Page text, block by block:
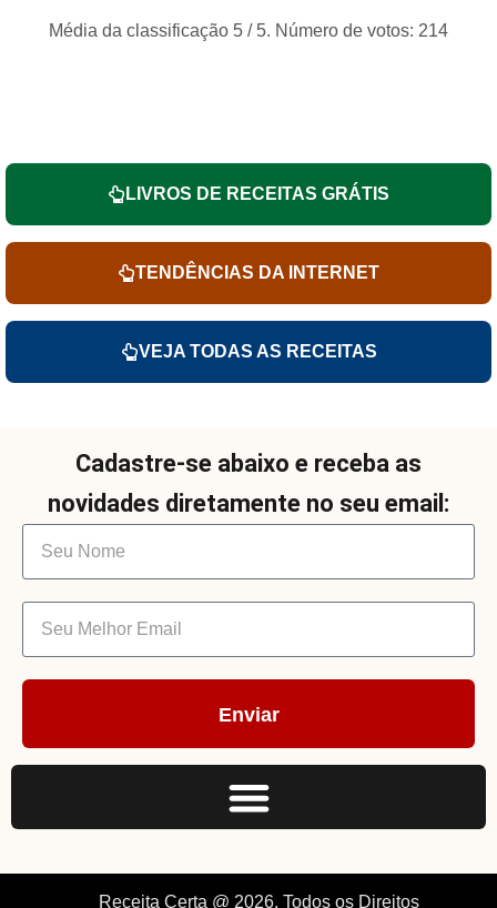
Média da classificação 5 / 5. Número de votos: 214
LIVROS DE RECEITAS GRÁTIS
TENDÊNCIAS DA INTERNET
VEJA TODAS AS RECEITAS
Cadastre-se abaixo e receba as
novidades diretamente no seu email:
Enviar
Receita Certa @ 2026. Todos os Direitos